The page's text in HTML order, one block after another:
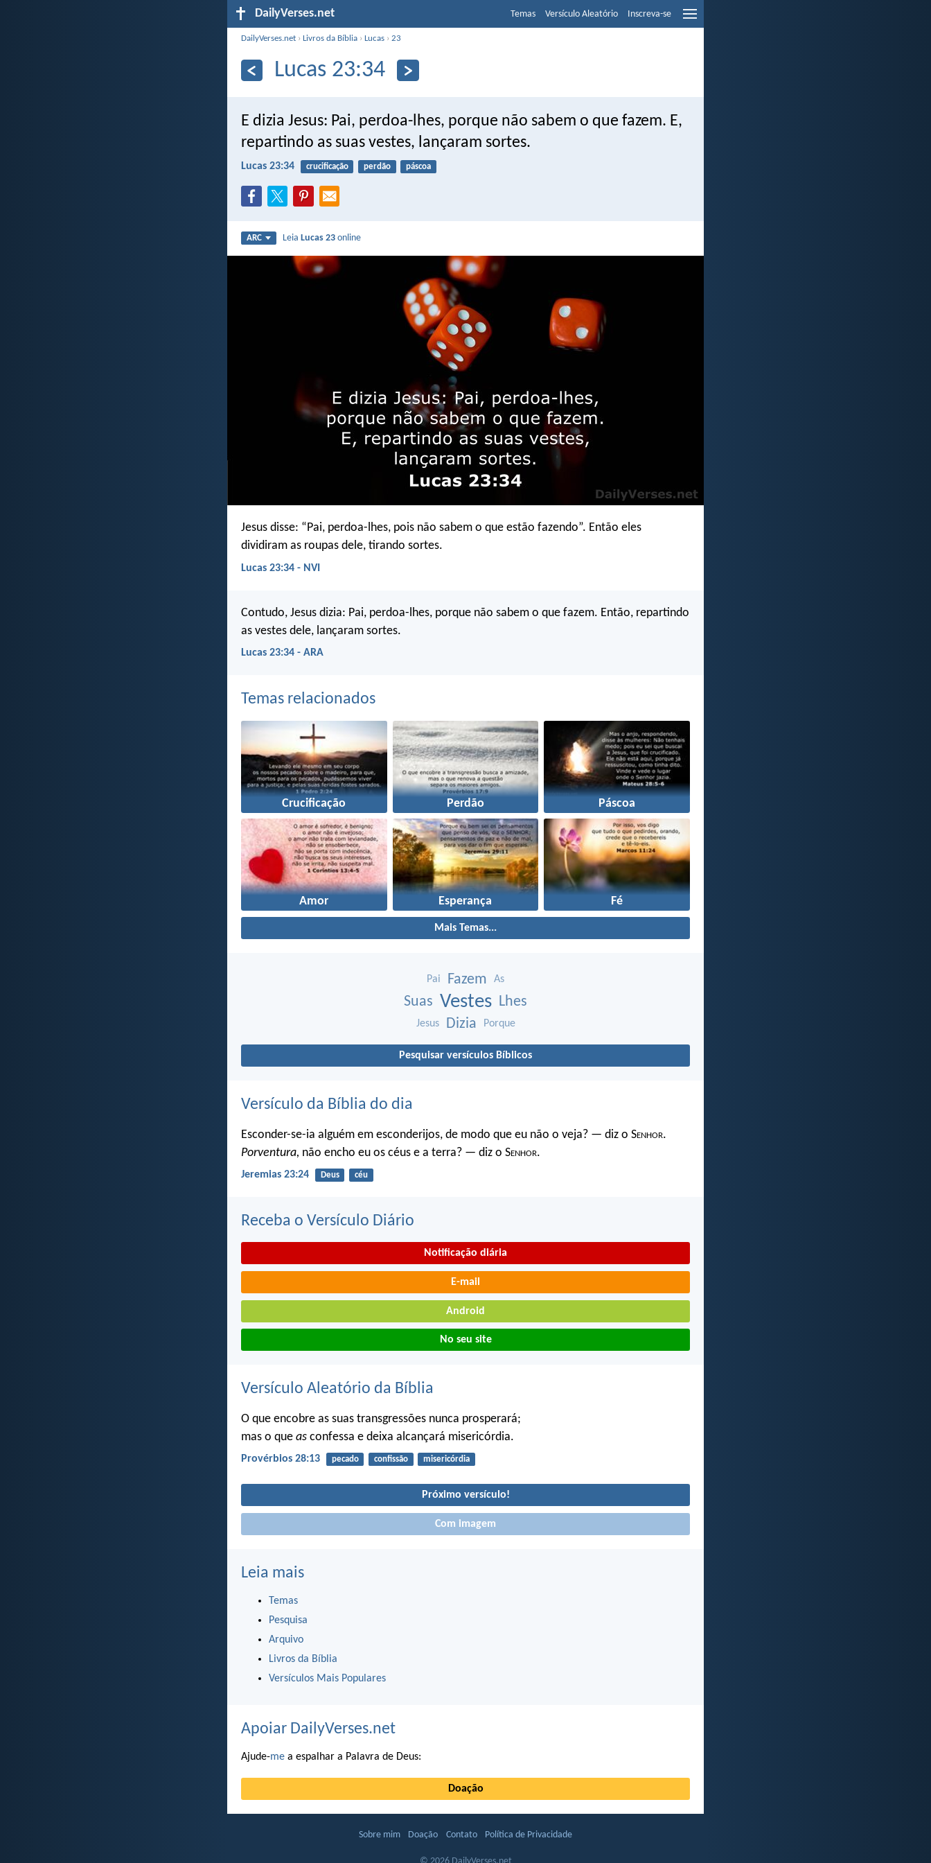
DailyVerses.net Temas Versículo Aleatório Inscreva-se
DailyVerses.net ›Livros da Bíblia ›Lucas ›23
Lucas 23:34
E dizia Jesus: Pai, perdoa-lhes, porque não sabem o que fazem. E,
repartindo as suas vestes, lançaram sortes.
Lucas 23:34 crucificação perdão páscoa
ARC LeiaLucas 23 online
Jesus disse: “Pai, perdoa-lhes, pois não sabem o que estão fazendo”. Então eles
dividiram as roupas dele, tirando sortes.
Lucas 23:34 - NVI
Contudo, Jesus dizia: Pai, perdoa-lhes, porque não sabem o que fazem. Então, repartindo
as vestes dele, lançaram sortes.
Lucas 23:34 - ARA
Temas relacionados
Crucificação Perdão Páscoa
Amor Esperança Fé
Mais Temas...
Pai Fazem As
Suas Vestes Lhes
Jesus Dizia Porque
Pesquisar versículos Bíblicos
Versículo da Bíblia do dia
Esconder-se-ia alguém em esconderijos, de modo que eu não o veja? — diz o Senhor.
Porventura, não encho eu os céus e a terra? — diz o Senhor.
Jeremias 23:24 Deus céu
Receba o Versículo Diário
Notificação diária
E-mail
Android
No seu site
Versículo Aleatório da Bíblia
O que encobre as suas transgressões nunca prosperará;
mas o que as confessa e deixa alcançará misericórdia.
Provérbios 28:13 pecado confissão misericórdia
Próximo versículo!
Com imagem
Leia mais
Temas
Pesquisa
Arquivo
Livros da Bíblia
Versículos Mais Populares
Apoiar DailyVerses.net
Ajude-me a espalhar a Palavra de Deus:
Doação
Sobre mim Doação Contato Política de Privacidade